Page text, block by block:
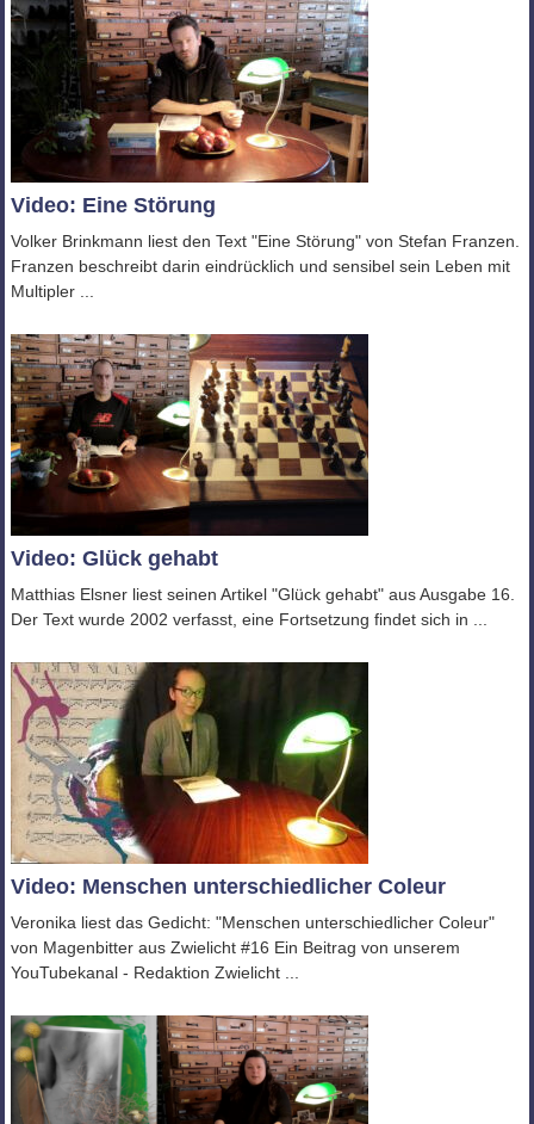
Video: Eine Störung
Volker Brinkmann liest den Text "Eine Störung" von Stefan Franzen.
Franzen beschreibt darin eindrücklich und sensibel sein Leben mit
Multipler ...
Video: Glück gehabt
Matthias Elsner liest seinen Artikel "Glück gehabt" aus Ausgabe 16.
Der Text wurde 2002 verfasst, eine Fortsetzung findet sich in ...
Video: Menschen unterschiedlicher Coleur
Veronika liest das Gedicht: "Menschen unterschiedlicher Coleur"
von Magenbitter aus Zwielicht #16 Ein Beitrag von unserem
YouTubekanal - Redaktion Zwielicht ...